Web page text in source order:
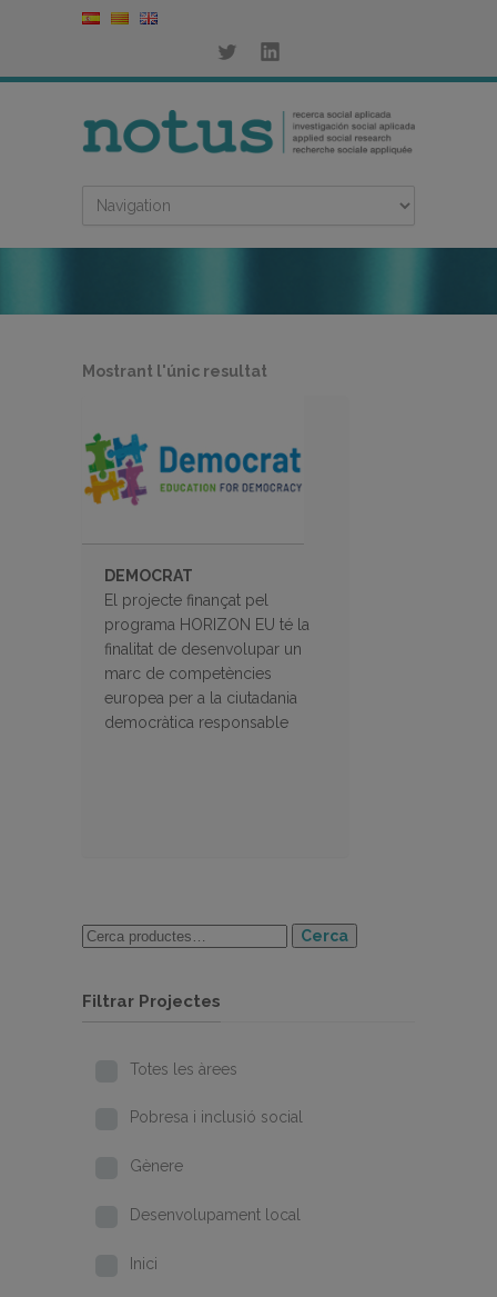
Mostrant l'únic resultat
DEMOCRAT
El projecte finançat pel
programa HORIZON EU té la
finalitat de desenvolupar un
marc de competències
europea per a la ciutadania
democràtica responsable
Cerca
Filtrar Projectes
Totes les àrees
Pobresa i inclusió social
Gènere
Desenvolupament local
Inici